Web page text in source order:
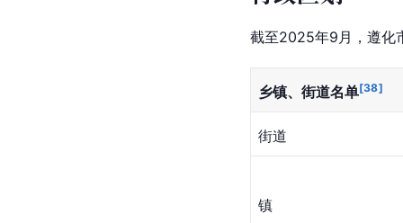
截至2025年9月，遵化
乡镇、街道名单[38]
街道
镇